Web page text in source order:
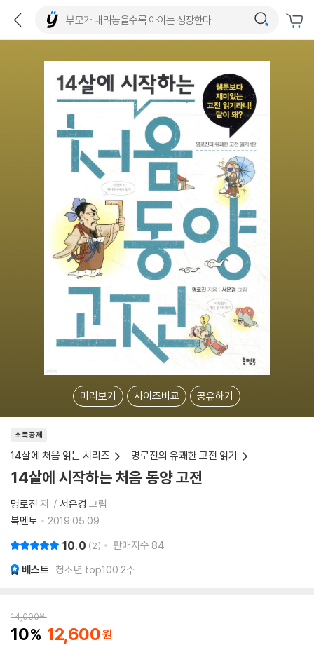
미리보기 사이즈비교 공유하기
소득공제
14살에 처음 읽는 시리즈 명로진의 유쾌한 고전 읽기
14살에 시작하는 처음 동양 고전
명로진 저 서은경 그림
북멘토
2019.05.09.
10.0 2 판매지수 84
베스트 청소년 top100 2주
14,000원
10 12,600